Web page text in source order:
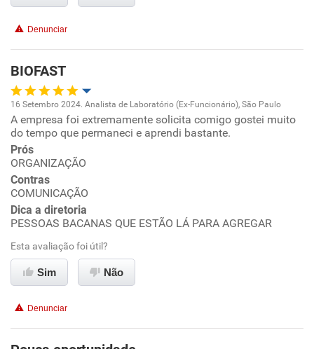
Recomenda esta empresa
Denunciar
BIOFAST
Oportunidade de promoção
Ambiente de trabalho
Conciliação com a vida familiar
Benefícios
Recomenda esta empresa
Recomenda a diretoria
16 Setembro 2024. Analista de Laboratório (Ex-Funcionário), São Paulo
A empresa foi extremamente solicita comigo gostei muito
do tempo que permaneci e aprendi bastante.
Prós
ORGANIZAÇÃO
Contras
COMUNICAÇÃO
Dica a diretoria
PESSOAS BACANAS QUE ESTÃO LÁ PARA AGREGAR
Esta avaliação foi útil?
Sim Não
Denunciar